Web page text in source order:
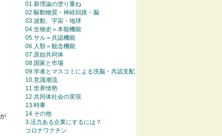
01.新理論の塗り重ね
02.駆動物質・神経回路・脳
03.波動、宇宙・地球
04.生物史＝本能機能
05.サル＝共認機能
06.人類＝観念機能
07.原始共同体
08.国家と市場
09.学者とマスコミによる洗脳・共認支配
10.意識潮流
11.世界情勢
12.共同体社会の実現
13.時事
14.その他
3.活力ある企業にするには？
コロナワクチン